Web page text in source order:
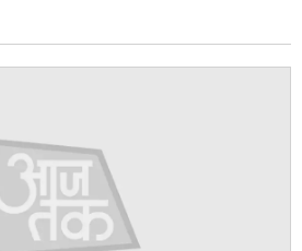
उनकी मां मौजूद नहीं थीं, लेकिन अंशुला